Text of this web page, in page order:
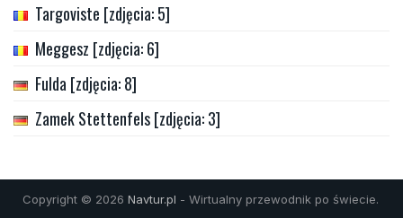
Targoviste [zdjęcia: 5]
Meggesz [zdjęcia: 6]
Fulda [zdjęcia: 8]
Zamek Stettenfels [zdjęcia: 3]
Copyright © 2026 Navtur.pl - Wirtualny przewodnik po świecie.